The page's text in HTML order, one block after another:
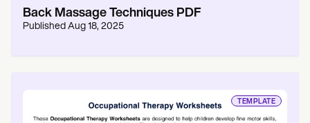
Back Massage Techniques PDF
Published Aug 18, 2025
TEMPLATE